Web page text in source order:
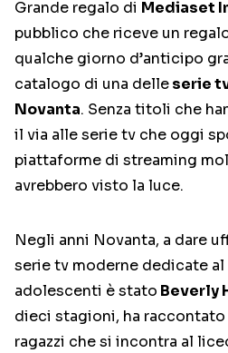
Grande regalo di Mediaset
pubblico che riceve un
qualche giorno d’anticipo
catalogo di una delleserie
Novanta. Senza titoli che
il via alle serie tv che oggi
piattaforme di streaming
avrebbero visto la luce.
Negli anni Novanta, a dare
serie tv moderne dedicate al
adolescenti è stato Beverly
dieci stagioni, ha
ragazzi che si incontra al